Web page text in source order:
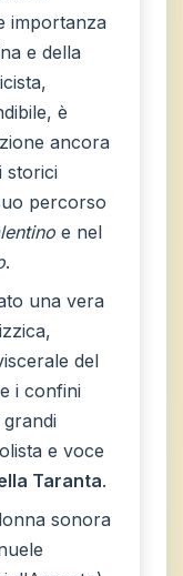
importanza
e della
è
ancora
storici
percorso
e nel
.
una vera
del
i confini
e voce
Taranta.
sonora